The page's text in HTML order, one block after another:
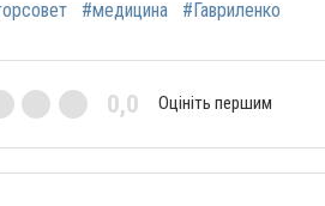
#медицина #Гавриленко
0,0 Оцініть першим